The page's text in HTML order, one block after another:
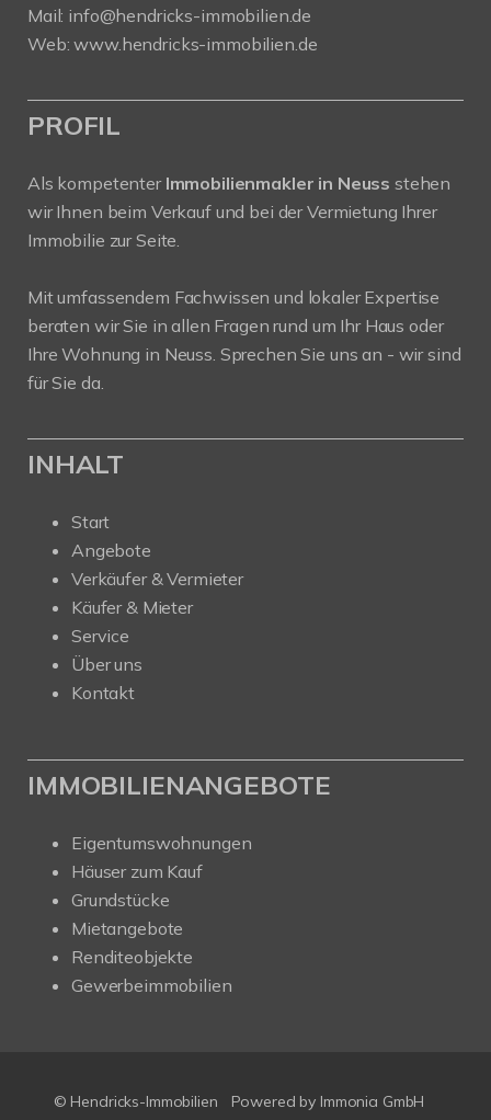
Mail: info@hendricks-immobilien.de
Web:www.hendricks-immobilien.de
PROFIL
Als kompetenter Immobilienmakler in Neuss stehen
wir Ihnen beim Verkauf und bei der Vermietung Ihrer
Immobilie zur Seite.
Mit umfassendem Fachwissen und lokaler Expertise
beraten wir Sie in allen Fragen rund um Ihr Haus oder
Ihre Wohnung in Neuss. Sprechen Sie uns an - wir sind
für Sie da.
INHALT
Start
Angebote
Verkäufer & Vermieter
Käufer & Mieter
Service
Über uns
Kontakt
IMMOBILIENANGEBOTE
Eigentumswohnungen
Häuser zum Kauf
Grundstücke
Mietangebote
Renditeobjekte
Gewerbeimmobilien
© Hendricks-Immobilien Powered by Immonia GmbH